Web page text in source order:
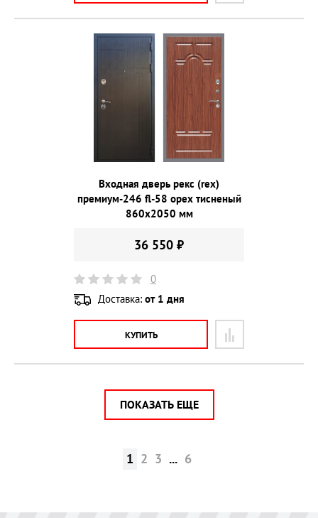
Входная дверь рекс (rex)
премиум-246 fl-58 орех тисненый
860х2050 мм
36 550 ₽
0
Доставка: от 1 дня
КУПИТЬ
ПОКАЗАТЬ ЕЩЕ
1 2 3 ... 6